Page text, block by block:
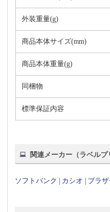
外装重量(g)
商品本体サイズ(mm)
商品本体重量(g)
同梱物
標準保証内容
関連メーカー（ラベルプ
ソフトバンク カシオ ブラザ